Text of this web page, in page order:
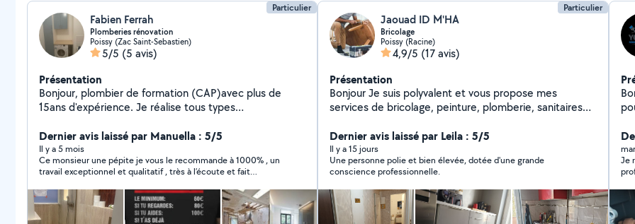
Particulier
Fabien Ferrah
Plomberies rénovation
Poissy (Zac Saint-Sebastien)
5/5 (5 avis)
Présentation
Bonjour, plombier de formation (CAP)avec plus de
15ans d'expérience. Je réalise tous types
sanitaires, chauffe-eau, robinetterie, débouchage,
raccordement d'appareils électroménagers Rigoureux,
ponctuel et à l'écoute, je m'engage à vous apporter
une solution durable, dans le respect des normes.
N'hésitez pas à me contacter pour un devis clair et
gratuit.
Dernier avis laissé par Manuella : 5/5
Il y a 5 mois
Ce monsieur une pépite je vous le recommande à 1000% , un
travail exceptionnel et qualitatif , très à l’écoute et fait
laisse tout propre !! Je le recommanderais à tout mon
entourage merci encore à vous !!
Particulier
Jaouad ID M'HA
Bricolage
Poissy (Racine)
4,9/5 (17 avis)
Présentation
Bonjour Je suis polyvalent et vous propose mes
services de bricolage, peinture, plomberie, sanitaires
Dernier avis laissé par Leila : 5/5
Il y a 15 jours
Une personne polie et bien élevée, dotée d'une grande
conscience professionnelle.
Je